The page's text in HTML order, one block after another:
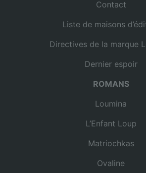
Contact
Liste de maisons
Directives de la marque
Dernier espoir
ROMANS
Loumina
L’Enfant Loup
Matriochkas
Ovaline